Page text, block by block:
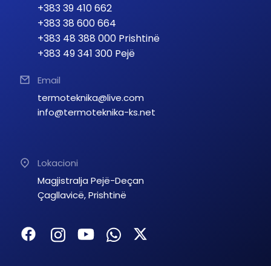
+383 39 410 662
+383 38 600 664
+383 48 388 000 Prishtinë
+383 49 341 300 Pejë
Email
termoteknika@live.com
info@termoteknika-ks.net
Lokacioni
Magjistralja Pejë-Deçan
Çagllavicë, Prishtinë